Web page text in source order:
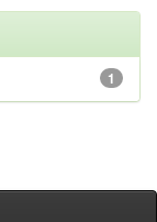
1